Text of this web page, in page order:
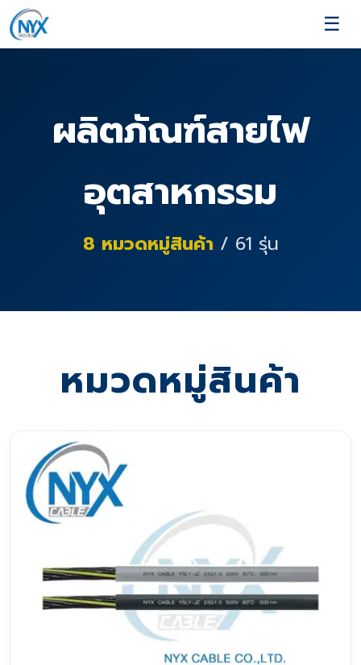
☰
ผลิตภัณฑ์สายไฟ
อุตสาหกรรม
8 หมวดหมู่สินค้า / 61 รุ่น
หมวดหมู่สินค้า